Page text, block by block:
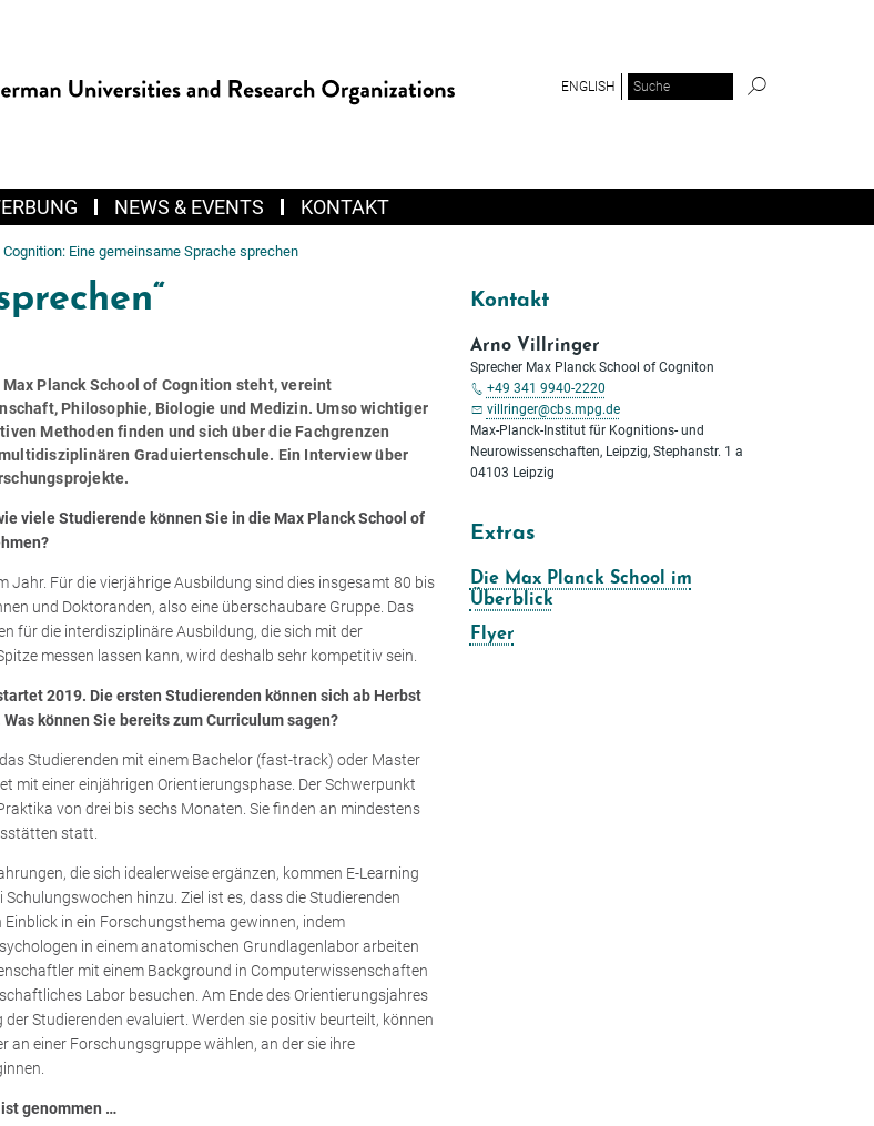
ENGLISH
NEWS & EVENTS KONTAKT
Eine gemeinsame Sprache sprechen
Planck School of Cognition steht, vereint
Philosophie, Biologie und Medizin. Umso wichtiger
Methoden finden und sich über die Fachgrenzen
Graduiertenschule. Ein Interview über
viele Studierende können Sie in die Max Planck School of
Jahr. Für die vierjährige Ausbildung sind dies insgesamt 80 bis
und Doktoranden, also eine überschaubare Gruppe. Das
für die interdisziplinäre Ausbildung, die sich mit der
messen lassen kann, wird deshalb sehr kompetitiv sein.
2019. Die ersten Studierenden können sich ab Herbst
können Sie bereits zum Curriculum sagen?
Studierenden mit einem Bachelor (fast-track) oder Master
mit einer einjährigen Orientierungsphase. Der Schwerpunkt
von drei bis sechs Monaten. Sie finden an mindestens
statt.
die sich idealerweise ergänzen, kommen E-Learning
Schulungswochen hinzu. Ziel ist es, dass die Studierenden
Einblick in ein Forschungsthema gewinnen, indem
in einem anatomischen Grundlagenlabor arbeiten
mit einem Background in Computerwissenschaften
Labor besuchen. Am Ende des Orientierungsjahres
der Studierenden evaluiert. Werden sie positiv beurteilt, können
an einer Forschungsgruppe wählen, an der sie ihre
genommen …
Kontakt
Arno Villringer
Sprecher Max Planck School of Cogniton
+49 341 9940-2220
villringer@cbs.mpg.de
Max-Planck-Institut für Kognitions- und
Neurowissenschaften, Leipzig, Stephanstr. 1 a
04103 Leipzig
Extras
Die Max Planck School im
Überblick
Flyer